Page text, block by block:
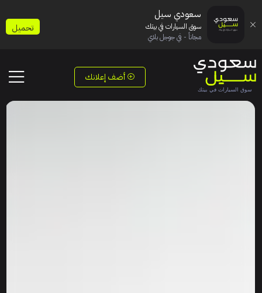
أضف إعلانك
سعودي سيل
سوق السيارات في بيتك
مجاناً - في جوجل بلاي
تحميل